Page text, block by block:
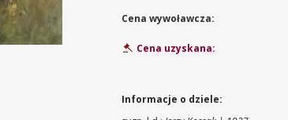
Cena wywoławcza:
Cena uzyskana:
Informacje o dziele: